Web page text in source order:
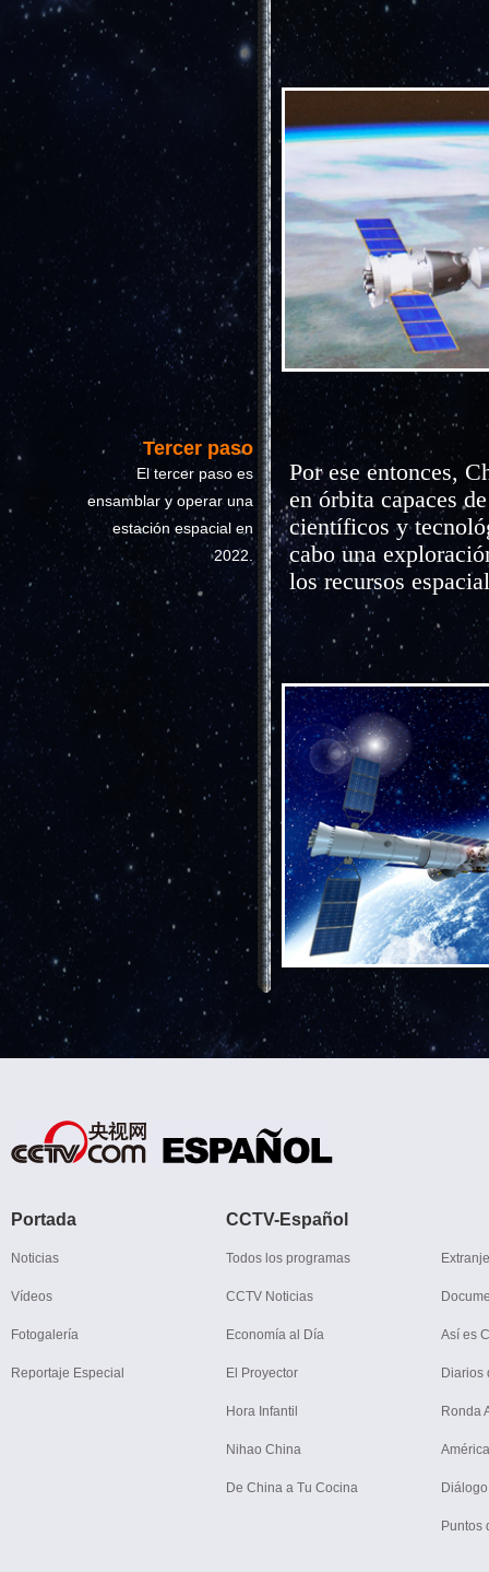
Por ese entonces,
en órbita capaces
científicos y
cabo una
los recursos
Tercer paso
El tercer paso es
ensamblar y operar una
estación espacial en
2022.
Portada
Noticias
Vídeos
Fotogalería
Reportaje Especial
CCTV-Español
Todos los programas
CCTV Noticias
Economía al Día
El Proyector
Hora Infantil
Nihao China
De China a Tu Cocina
Así es
Diarios
Ronda
Diálogo
Puntos